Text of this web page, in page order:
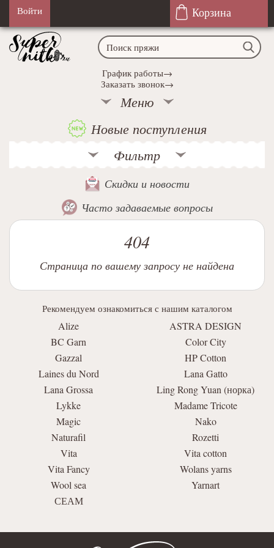
Войти Корзина
График работы→
Заказать звонок→
Меню
Новые поступления
Фильтр
Скидки и новости
Часто задаваемые вопросы
404
Страница по вашему запросу не найдена
Рекомендуем ознакомиться с нашим каталогом
Alize
ASTRA DESIGN
BC Garn
Color City
Gazzal
HP Cotton
Laines du Nord
Lana Gatto
Lana Grossa
Ling Rong Yuan (норка)
Lykke
Madame Tricote
Magic
Nako
Naturafil
Rozetti
Vita
Vita cotton
Vita Fancy
Wolans yarns
Wool sea
Yarnart
СЕАМ